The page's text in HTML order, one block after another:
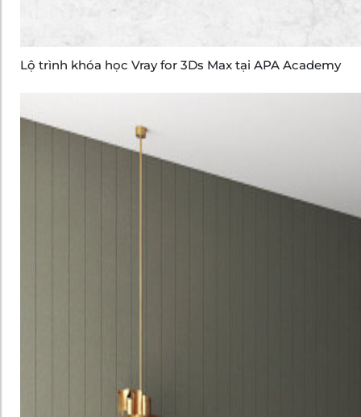
Lộ trình khóa học Vray for 3Ds Max tại APA Academy